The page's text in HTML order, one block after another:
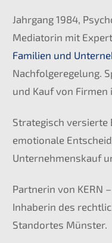
Jahrgang 1984,
Mediatorin mit
Familien und
Nachfolgeregelung.
und Kauf von
Strategisch
emotionale
Unternehmenskauf
Partnerin von KERN
Inhaberin des
Standortes Münster.